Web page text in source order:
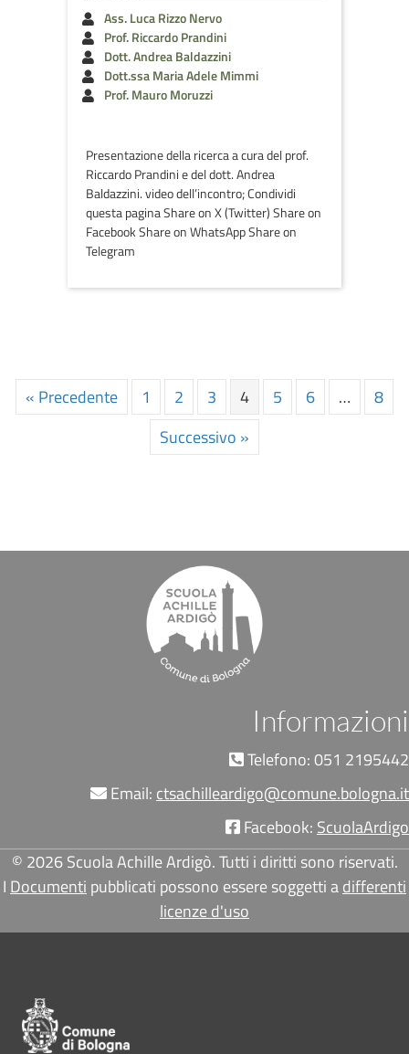
Ass. Luca Rizzo Nervo
Prof. Riccardo Prandini
Dott. Andrea Baldazzini
Dott.ssa Maria Adele Mimmi
Prof. Mauro Moruzzi
Presentazione della ricerca a cura del prof.
Riccardo Prandini e del dott. Andrea
Baldazzini. video dell’incontro; Condividi
questa pagina Share on X (Twitter) Share on
Facebook Share on WhatsApp Share on
Telegram
« Precedente 1 2 3 4 5 6 …
8
Successivo »
Informazioni
Telefono: 051 2195442
Email: ctsachilleardigo@comune.bologna.it
Facebook: ScuolaArdigo
© 2026 Scuola Achille Ardigò. Tutti i diritti sono riservati.
I Documenti pubblicati possono essere soggetti adifferenti
licenze d'uso